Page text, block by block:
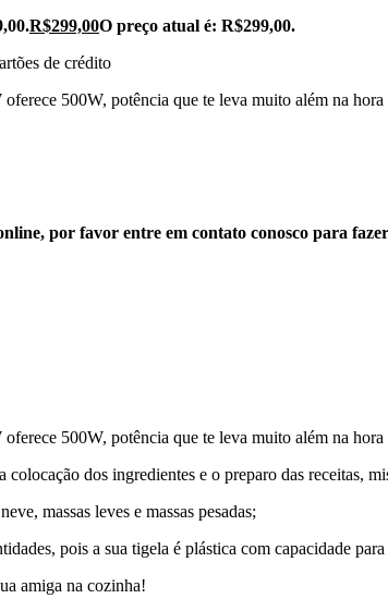
R$299,00O preço atual é: R$299,00.
de crédito
500W, potência que te leva muito além na
por favor entre em contato conosco para
500W, potência que te leva muito além na
dos ingredientes e o preparo das receitas,
massas leves e massas pesadas;
pois a sua tigela é plástica com capacidade
amiga na cozinha!